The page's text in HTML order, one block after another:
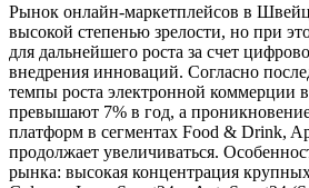
Рынок онлайн-маркетплейсов в
высокой степенью зрелости, но при
для дальнейшего роста за счет
внедрения инноваций. Согласно
темпы роста электронной коммерции
превышают 7% в год, а
платформ в сегментах Food & Drink,
продолжает увеличиваться.
рынка: высокая концентрация